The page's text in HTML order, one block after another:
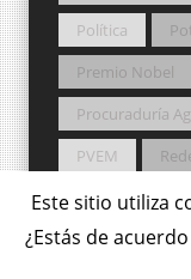
Este sitio utiliza
¿Estás de
Política
Premio Nobel
Procuraduría
PVEM
RRSS
Rusia
San Felipe del